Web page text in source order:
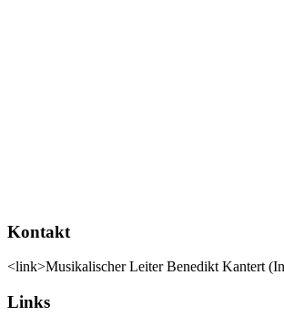
Kontakt
<link>Musikalischer Leiter Benedikt Kantert
Links